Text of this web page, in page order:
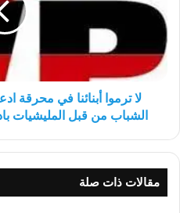
محرقة
ادعاءاتكم
الزائفة
(بصدد
الشباب
إرسالهم
إلى
لا ترموا أبنائنا في محرقة
الشباب من قبل المليشيات
مقالات ذات صلة